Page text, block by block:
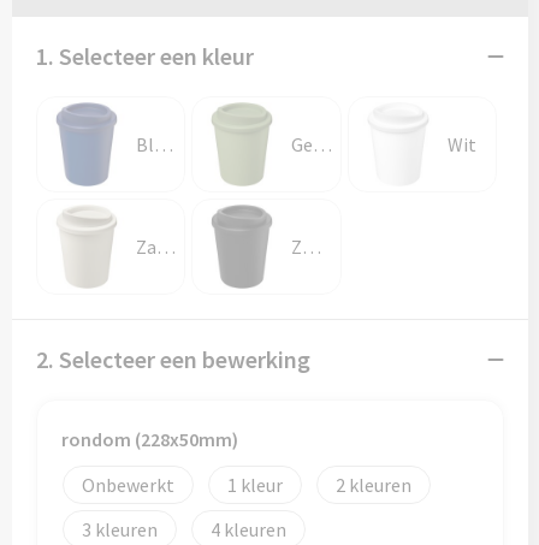
1. Selecteer een kleur
Blauw Gemêleerd groen Wit
Zandsteen Zwart
2. Selecteer een bewerking
rondom (228x50mm)
Onbewerkt
1
2
3
4